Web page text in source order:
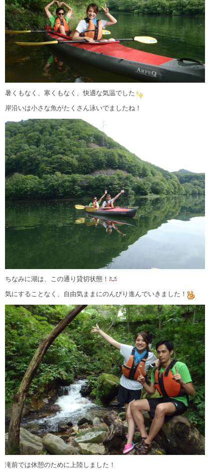
暑くもなく、寒くもなく、快適な気温でした
岸沿いは小さな魚がたくさん泳いでましたね！
ちなみに湖は、この通り貸切状態！
気にすることなく、自由気ままにのんびり進んでいきました！
滝前では休憩のために上陸しました！